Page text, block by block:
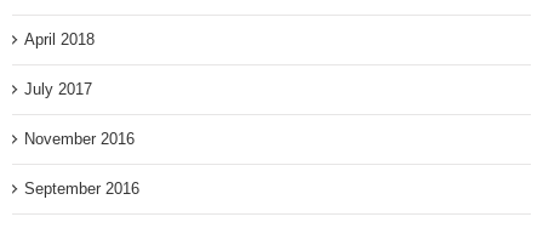
April 2018
July 2017
November 2016
September 2016